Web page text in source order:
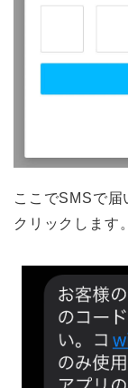
ここでSMSで
クリックします。